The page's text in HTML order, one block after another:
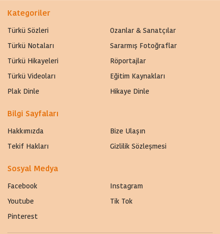
Kategoriler
Türkü Sözleri
Ozanlar & Sanatçılar
Türkü Notaları
Sararmış Fotoğraflar
Türkü Hikayeleri
Röportajlar
Türkü Videoları
Eğitim Kaynakları
Plak Dinle
Hikaye Dinle
Bilgi Sayfaları
Hakkımızda
Bize Ulaşın
Tekif Hakları
Gizlilik Sözleşmesi
Sosyal Medya
Facebook
Instagram
Youtube
Tik Tok
Pinterest